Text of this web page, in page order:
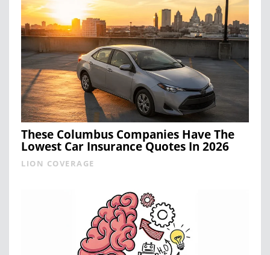
These Columbus Companies Have The
Lowest Car Insurance Quotes In 2026
LION COVERAGE